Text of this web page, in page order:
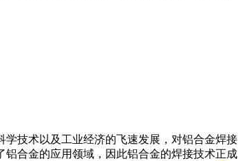
技术以及工业经济的飞速发展，对铝合金焊接
合金的应用领域，因此铝合金的焊接技术正成